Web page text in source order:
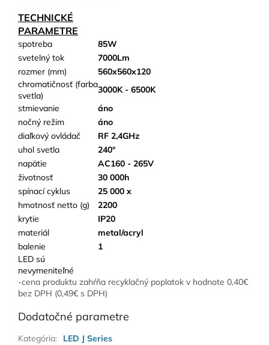
TECHNICKÉ
PARAMETRE
spotreba
85W
svetelný tok
7000Lm
rozmer (mm)
560x560x120
chromatičnosť (farba
svetla)
3000K - 6500K
stmievanie
áno
nočný režim
áno
diaľkový ovládač
RF 2,4GHz
uhol svetla
240°
napätie
AC160 - 265V
životnosť
30 000h
spínací cyklus
25 000 x
hmotnosť netto (g)
2200
krytie
IP20
materiál
metal/acryl
balenie
1
LED sú
nevymeniteľné
-cena produktu zahŕňa recyklačný poplatok v hodnote 0,40€
bez DPH (0,49€ s DPH)
Dodatočné parametre
Kategória:
LED J Series